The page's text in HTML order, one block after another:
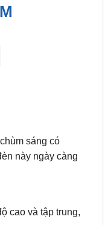
sáng có
này ngày càng
cao và tập trung,